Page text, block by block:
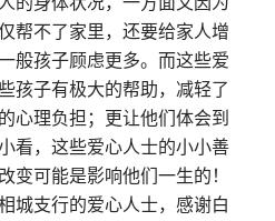
帮不了家里，还要给家人增
般孩子顾虑更多。而这些爱
孩子有极大的帮助，减轻了
心理负担；更让他们体会到
看，这些爱心人士的小小善
变可能是影响他们一生的！
城支行的爱心人士，感谢白